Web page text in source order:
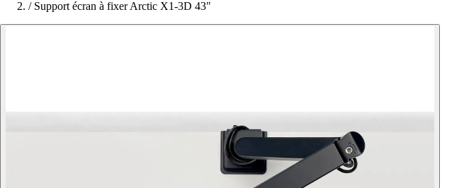
/ Support écran à fixer Arctic X1-3D 43"